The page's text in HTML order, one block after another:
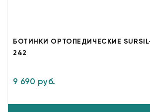
БОТИНКИ ОРТОПЕДИЧЕСКИЕ
242
9 690 руб.